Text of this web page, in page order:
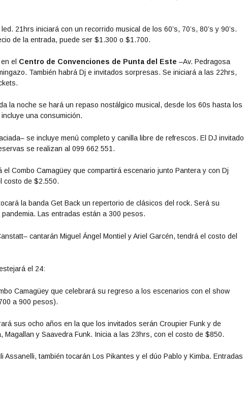
21hrs iniciará con un recorrido musical de los 60’s, 70’s, 80’s y 90’s.
de la entrada, puede ser $1.300 o $1.700.
el Centro de Convenciones de Punta del Este –Av. Pedragosa
También habrá Dj e invitados sorpresas. Se iniciará a las 22hrs,
la noche se hará un repaso nostálgico musical, desde los 60s hasta los
una consumición.
se incluye menú completo y canilla libre de refrescos. El DJ invitado
se realizan al 099 662 551.
el Combo Camagüey que compartirá escenario junto Pantera y con Dj
costo de $2.550.
la banda Get Back un repertorio de clásicos del rock. Será su
Las entradas están a 300 pesos.
cantarán Miguel Ángel Montiel y Ariel Garcén, tendrá el costo del
el 24:
Camagüey que celebrará su regreso a los escenarios con el show
a 900 pesos).
sus ocho años en la que los invitados serán Croupier Funk y de
y Saavedra Funk. Inicia a las 23hrs, con el costo de $850.
Assanelli, también tocarán Los Pikantes y el dúo Pablo y Kimba. Entradas